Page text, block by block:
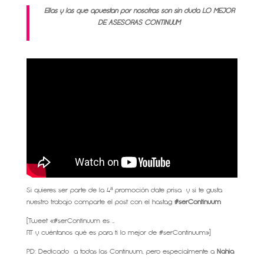
Ellas y las que apuestan por nosotras son sin duda LO MEJOR
DE ASESORAS CONTINUUM
Si quieres ser parte de la 4ª promoción date prisa y si te gusta
nuestro trabajo comparte el post con el hastag #serContinuum
[Tweet «#serContinuum es …
RT y cuéntanos qué es para ti lo mejor de #serContinuum»]
PD: Dedicado a todas las Continuum, pero especialmente a Nahia